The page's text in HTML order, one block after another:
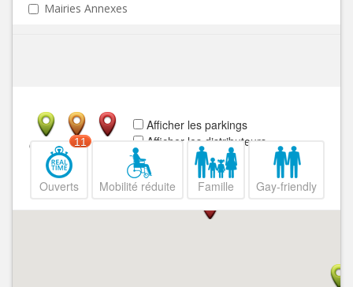
Mairies Annexes
Afficher les parkings
Afficher les distributeurs
Ouvert
Ouverts
11
Mobilité réduite Famille Gay-friendly